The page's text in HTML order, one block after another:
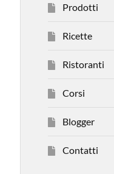
Prodotti
Ricette
Ristoranti
Corsi
Blogger
Contatti